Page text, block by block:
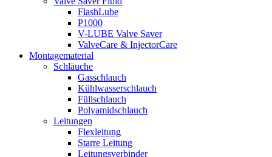
FlashLube
P1000
V-LUBE Valve Saver
ValveCare & InjectorCare
Montagematerial
Schläuche
Gasschlauch
Kühlwasserschlauch
Füllschlauch
Polyamidschlauch
Leitungen
Flexleitung
Starre Leitung
Leitungsverbinder